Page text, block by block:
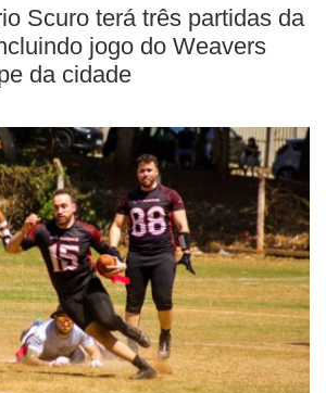
Scuro terá três partidas da
jogo do Weavers
da cidade